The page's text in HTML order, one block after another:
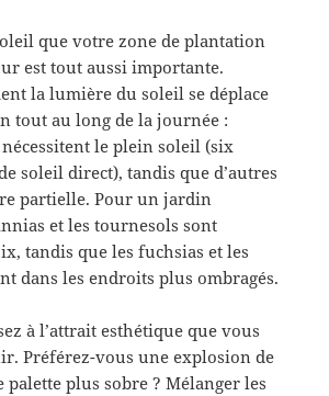
que votre zone de plantation
est tout aussi importante.
la lumière du soleil se déplace
tout au long de la journée :
le plein soleil (six
soleil direct), tandis que d’autres
partielle. Pour un jardin
et les tournesols sont
tandis que les fuchsias et les
dans les endroits plus ombragés.
à l’attrait esthétique que vous
Préférez-vous une explosion de
plus sobre ? Mélanger les